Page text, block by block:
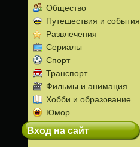
Общество
Путешествия и события
Развлечения
Сериалы
Спорт
Транспорт
Фильмы и анимация
Хобби и образование
Юмор
Вход на сайт